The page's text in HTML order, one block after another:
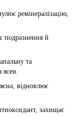
ремінералізацію,
подразнення й
та
ясен.
відновлює
захищає